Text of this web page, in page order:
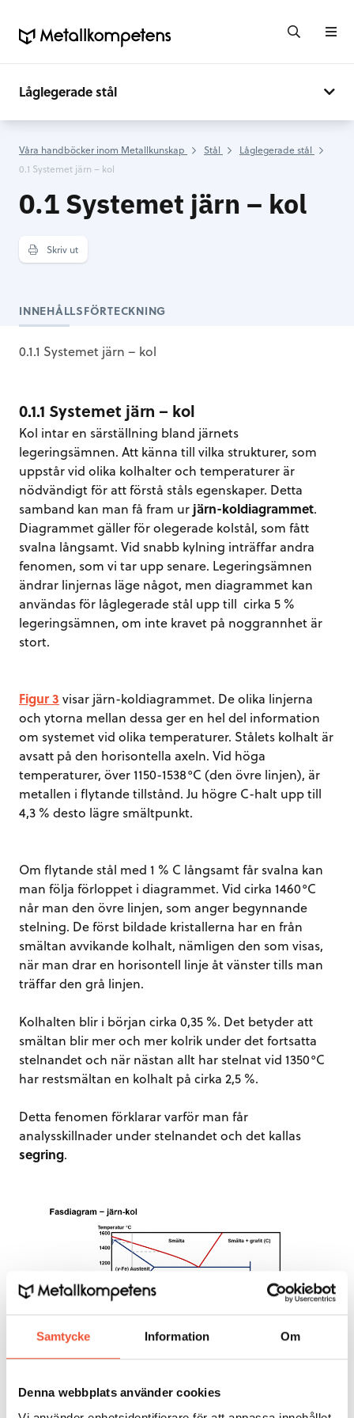
Samtycke Information Om
Denna webbplats använder cookies
Låglegerade stål
Våra handböcker inom Metallkunskap Stål
Låglegerade stål
0.1 Systemet järn – kol
0.1 Systemet järn – kol
Skriv ut
INNEHÅLLSFÖRTECKNING
0.1.1 Systemet järn – kol
0.1.1 Systemet järn – kol
Kol intar en särställning bland järnets
legeringsämnen. Att känna till vilka strukturer, som
uppstår vid olika kolhalter och temperaturer är
nödvändigt för att förstå ståls egenskaper. Detta
samband kan man få fram ur järn-koldiagrammet.
Diagrammet gäller för olegerade kolstål, som fått
svalna långsamt. Vid snabb kylning inträffar andra
fenomen, som vi tar upp senare. Legeringsämnen
ändrar linjernas läge något, men diagrammet kan
användas för låglegerade stål upp till cirka 5 %
legeringsämnen, om inte kravet på noggrannhet är
stort.
Figur 3 visar järn-koldiagrammet. De olika linjerna
och ytorna mellan dessa ger en hel del information
om systemet vid olika temperaturer. Stålets kolhalt är
avsatt på den horisontella axeln. Vid höga
temperaturer, över 1150-1538°C (den övre linjen), är
metallen i flytande tillstånd. Ju högre C-halt upp till
4,3 % desto lägre smältpunkt.
Om flytande stål med 1 % C långsamt får svalna kan
man följa förloppet i diagrammet. Vid cirka 1460°C
når man den övre linjen, som anger begynnande
stelning. De först bildade kristallerna har en från
smältan avvikande kolhalt, nämligen den som visas,
när man drar en horisontell linje åt vänster tills man
träffar den grå linjen.
Kolhalten blir i början cirka 0,35 %. Det betyder att
smältan blir mer och mer kolrik under det fortsatta
stelnandet och när nästan allt har stelnat vid 1350°C
har restsmältan en kolhalt på cirka 2,5 %.
Detta fenomen förklarar varför man får
analysskillnader under stelnandet och det kallas
segring.